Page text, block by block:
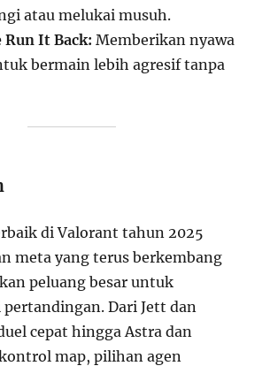
atau melukai musuh.
It Back: Memberikan nyawa
bermain lebih agresif tanpa
di Valorant tahun 2025
meta yang terus berkembang
peluang besar untuk
Dari Jett dan
cepat hingga Astra dan
map, pilihan agen